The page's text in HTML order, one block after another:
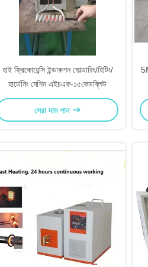
হাই ফ্রিকোয়েন্সি ইন্ডাকশন সোল্ডারিং/হিটিং/
হার্ডেনিং মেশিন এইচএফ-১৫কেডব্লিউ
সেরা দাম পান